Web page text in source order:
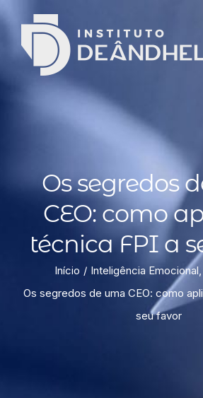
Os segredos
CEO: como
técnica FPI a
Início Inteligência Emocional
Os segredos de uma CEO: como
seu favor